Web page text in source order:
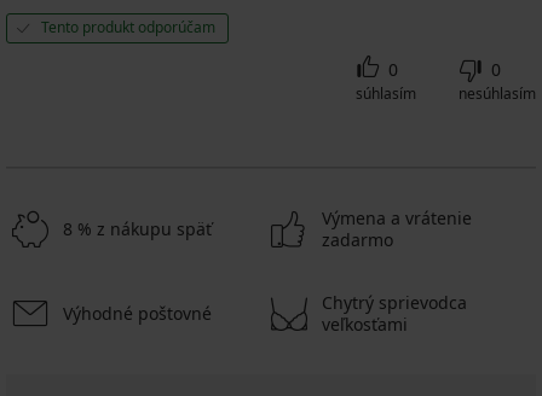
Tento produkt odporúčam
0
súhlasím
0
nesúhlasím
8 % z nákupu späť
Výmena a vrátenie
zadarmo
Výhodné poštovné
Chytrý sprievodca
veľkosťami